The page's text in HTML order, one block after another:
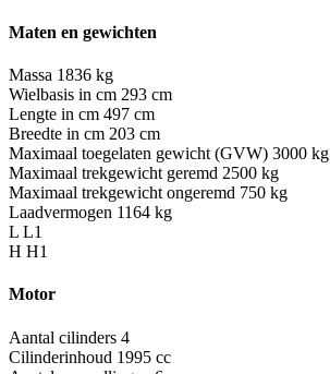
Maten en gewichten
Massa 1836 kg
Wielbasis in cm 293 cm
Lengte in cm 497 cm
Breedte in cm 203 cm
Maximaal toegelaten gewicht (GVW) 3000 kg
Maximaal trekgewicht geremd 2500 kg
Maximaal trekgewicht ongeremd 750 kg
Laadvermogen 1164 kg
L L1
H H1
Motor
Aantal cilinders 4
Cilinderinhoud 1995 cc